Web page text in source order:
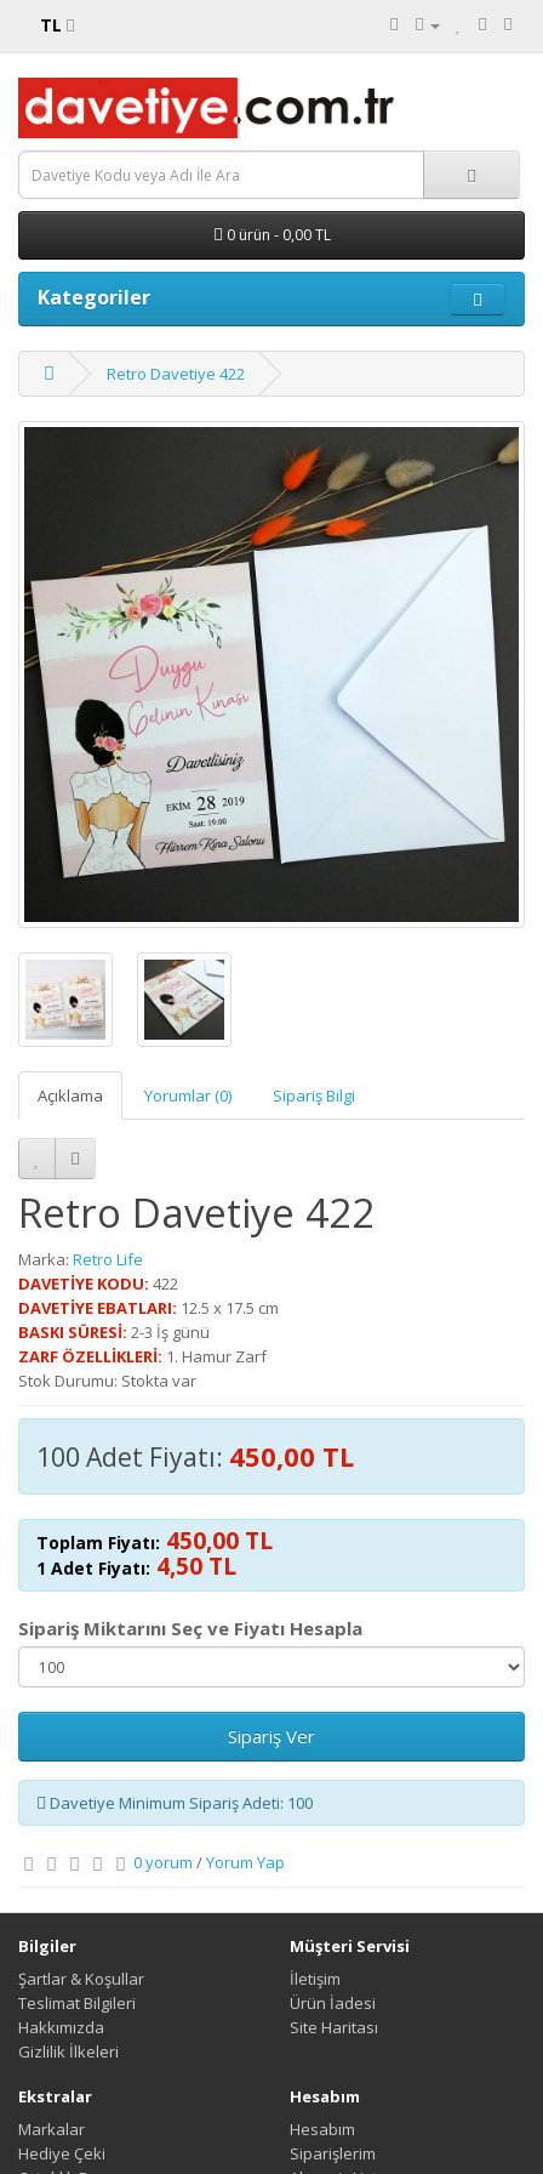
TL
0 ürün - 0,00 TL
Kategoriler
Retro Davetiye 422
Açıklama Yorumlar (0) Sipariş Bilgi
Retro Davetiye 422
Marka: Retro Life
DAVETİYE KODU: 422
DAVETİYE EBATLARI: 12.5 x 17.5 cm
BASKI SÜRESİ: 2-3 İş günü
ZARF ÖZELLİKLERİ: 1. Hamur Zarf
Stok Durumu: Stokta var
100 Adet Fiyatı: 450,00 TL
Toplam Fiyatı: 450,00 TL
1 Adet Fiyatı: 4,50 TL
Sipariş Miktarını Seç ve Fiyatı Hesapla
Sipariş Ver
Davetiye Minimum Sipariş Adeti: 100
0 yorum /Yorum Yap
Bilgiler
Şartlar & Koşullar
Teslimat Bilgileri
Hakkımızda
Gizlilik İlkeleri
Müşteri Servisi
İletişim
Ürün İadesi
Site Haritası
Ekstralar
Markalar
Hediye Çeki
Hesabım
Hesabım
Siparişlerim